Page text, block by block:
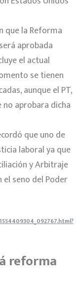
que la Reforma
aprobada
el actual
se tienen
aunque el PT,
aprobara dicha
que uno de
laboral ya que
y Arbitraje
seno del Poder
reforma